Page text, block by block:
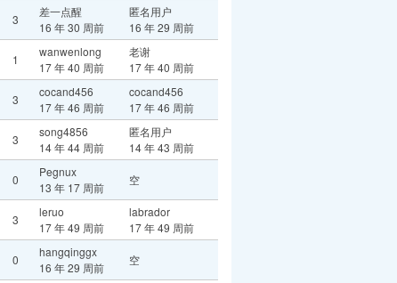
3
差一点醒
16 年 30 周前
匿名用户
16 年 29 周前
1
wanwenlong
17 年 40 周前
老谢
17 年 40 周前
3
cocand456
17 年 46 周前
cocand456
17 年 46 周前
3
song4856
14 年 44 周前
匿名用户
14 年 43 周前
0
Pegnux
13 年 17 周前
空
3
leruo
17 年 49 周前
labrador
17 年 49 周前
0
hangqinggx
16 年 29 周前
空